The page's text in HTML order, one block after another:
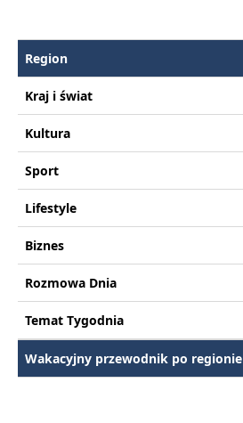
Region
Kraj i świat
Kultura
Sport
Lifestyle
Biznes
Rozmowa Dnia
Temat Tygodnia
Wakacyjny przewodnik po regionie